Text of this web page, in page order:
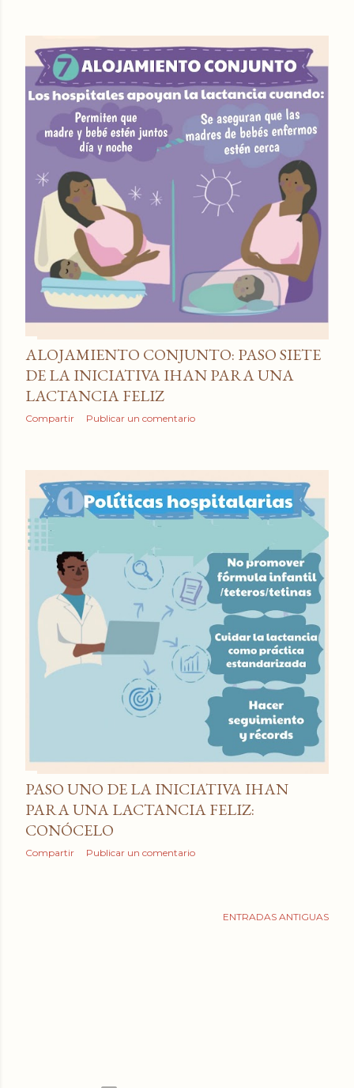
ALOJAMIENTO CONJUNTO: PASO SIETE
DE LA INICIATIVA IHAN PARA UNA
LACTANCIA FELIZ
Compartir Publicar un comentario
PASO UNO DE LA INICIATIVA IHAN
PARA UNA LACTANCIA FELIZ:
CONÓCELO
Compartir Publicar un comentario
ENTRADAS ANTIGUAS